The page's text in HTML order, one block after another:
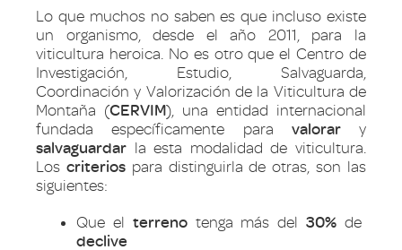
Lo que muchos no saben es que incluso existe
un organismo, desde el año 2011, para la
viticultura heroica. No es otro que el Centro de
Investigación, Estudio, Salvaguarda,
Coordinación y Valorización de la Viticultura de
Montaña (CERVIM), una entidad internacional
fundada específicamente para valorary
salvaguardar la esta modalidad de viticultura.
Los criteriospara distinguirla de otras, son las
siguientes:
Que el terrenotenga más del30% de
declive